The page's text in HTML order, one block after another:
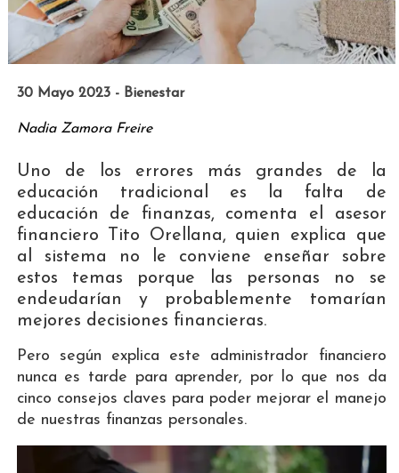
30 Mayo 2023 - Bienestar
Nadia Zamora Freire
Uno de los errores más grandes de la
educación tradicional es la falta de
educación de finanzas, comenta el asesor
financiero Tito Orellana, quien explica que
al sistema no le conviene enseñar sobre
estos temas porque las personas no se
endeudarían y probablemente tomarían
mejores decisiones financieras.
Pero según explica este administrador financiero
nunca es tarde para aprender, por lo que nos da
cinco consejos claves para poder mejorar el manejo
de nuestras finanzas personales.